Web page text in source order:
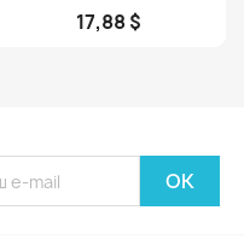
17,88 $